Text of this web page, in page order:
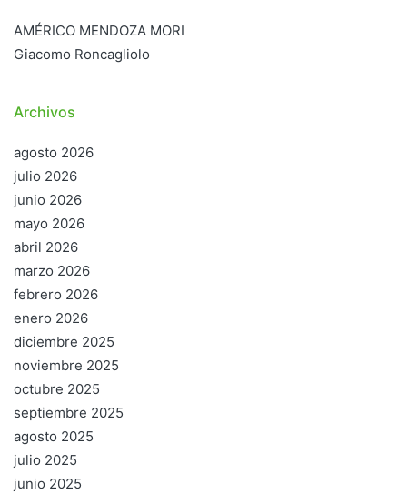
AMÉRICO MENDOZA MORI
Giacomo Roncagliolo
Archivos
agosto 2026
julio 2026
junio 2026
mayo 2026
abril 2026
marzo 2026
febrero 2026
enero 2026
diciembre 2025
noviembre 2025
octubre 2025
septiembre 2025
agosto 2025
julio 2025
junio 2025